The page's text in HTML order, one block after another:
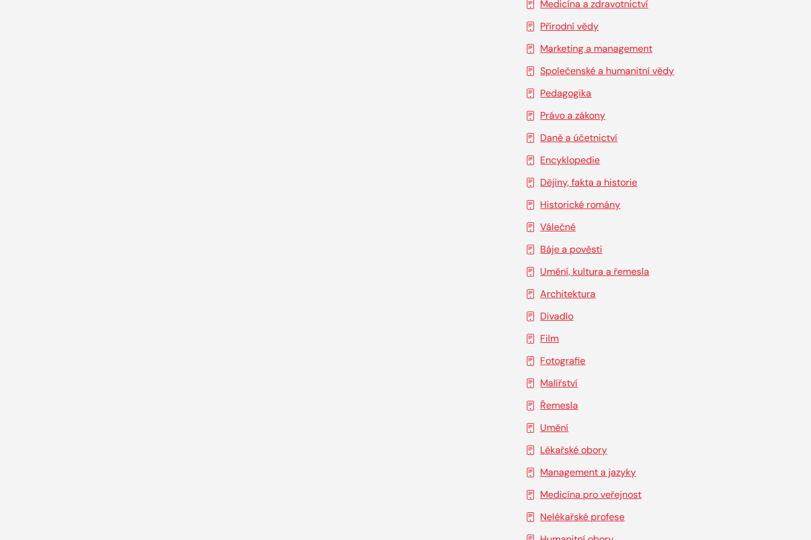
Medicína a zdravotnictví
Přírodní vědy
Marketing a management
Společenské a humanitní vědy
Pedagogika
Právo a zákony
Daně a účetnictví
Encyklopedie
Dějiny, fakta a historie
Historické romány
Válečné
Báje a pověsti
Umění, kultura a řemesla
Architektura
Divadlo
Film
Fotografie
Malířství
Řemesla
Umění
Lékařské obory
Management a jazyky
Medicína pro veřejnost
Nelékařské profese